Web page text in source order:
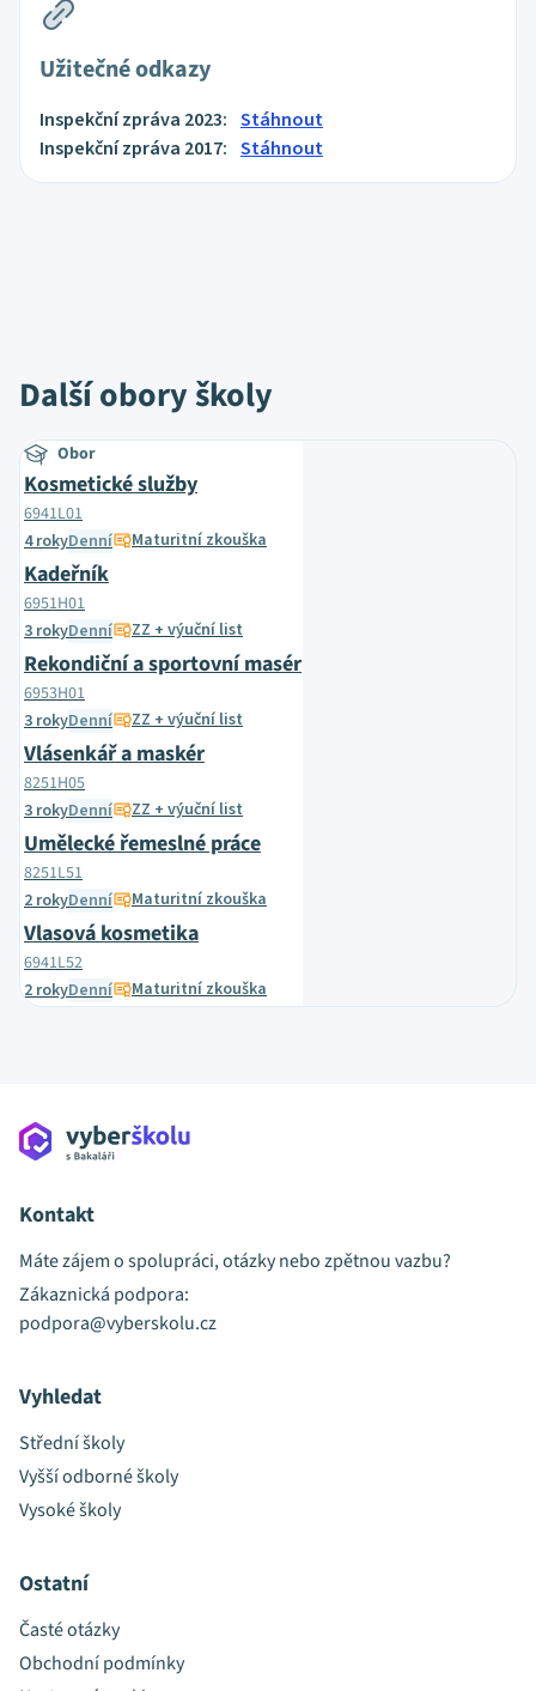
Užitečné odkazy
Inspekční zpráva 2023: Stáhnout
Inspekční zpráva 2017: Stáhnout
Další obory školy
Obor
Kosmetické služby
6941L01
4 rokyDenní Maturitní zkouška
Kadeřník
6951H01
3 rokyDenní ZZ + výuční list
Rekondiční a sportovní masér
6953H01
3 rokyDenní ZZ + výuční list
Vlásenkář a maskér
8251H05
3 rokyDenní ZZ + výuční list
Umělecké řemeslné práce
8251L51
2 rokyDenní Maturitní zkouška
Vlasová kosmetika
6941L52
2 rokyDenní Maturitní zkouška
Kontakt
Máte zájem o spolupráci, otázky nebo zpětnou vazbu?
Zákaznická podpora:
podpora@vyberskolu.cz
Vyhledat
Střední školy
Vyšší odborné školy
Vysoké školy
Ostatní
Časté otázky
Obchodní podmínky